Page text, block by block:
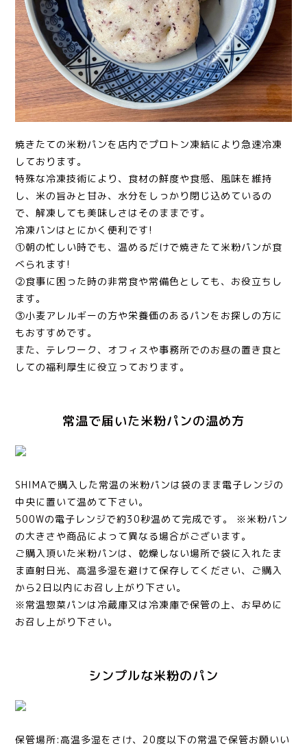
焼きたての米粉パンを店内でプロトン凍結により急速冷凍
しております。
特殊な冷凍技術により、食材の鮮度や食感、風味を維持
し、米の旨みと甘み、水分をしっかり閉じ込めているの
で、解凍しても美味しさはそのままです。
冷凍パンはとにかく便利です!
①朝の忙しい時でも、温めるだけで焼きたて米粉パンが食
べられます!
②食事に困った時の非常食や常備色としても、お役立ちし
ます。
③小麦アレルギーの方や栄養価のあるパンをお探しの方に
もおすすめです。
また、テレワーク、オフィスや事務所でのお昼の置き食と
しての福利厚生に役立っております。
常温で届いた米粉パンの温め方
SHIMAで購入した常温の米粉パンは袋のまま電子レンジの
中央に置いて温めて下さい。
500Wの電子レンジで約30秒温めて完成です。 ※米粉パン
の大きさや商品によって異なる場合がございます。
ご購入頂いた米粉パンは、乾燥しない場所で袋に入れたま
ま直射日光、高温多湿を避けて保存してください、ご購入
から2日以内にお召し上がり下さい。
※常温惣菜パンは冷蔵庫又は冷凍庫で保管の上、お早めに
お召し上がり下さい。
シンプルな米粉のパン
保管場所:高温多湿をさけ、20度以下の常温で保管お願いい